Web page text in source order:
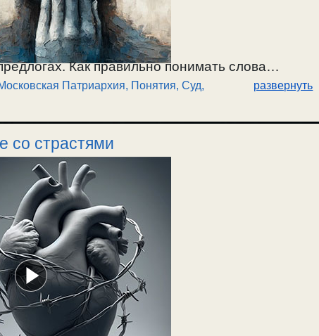
Как правильно понимать слова
О чтении слов Святых и Св.Писания в
Патриархия обучает людей
— это сатана в образе ангела света. О
понятиями. Говорящие "Не суди, да не судим
как рабочей силе ума и способности судить,
правильно понимать заповедь "Не судите,
о спасительном суде, без которого
(Иоан.7:24). Как
неосуждения. Какой суд заповедь Божия
способности судить. О лукавой
закона. О необходимости суда для
Патриархия, Понятия, Суд,
развернуть
со страстями